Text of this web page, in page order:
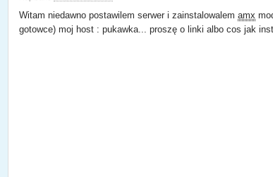
Witam niedawno postawilem serwer i zainstalowalemamx
gotowce) moj host : pukawka... proszę o linki albo cos jak